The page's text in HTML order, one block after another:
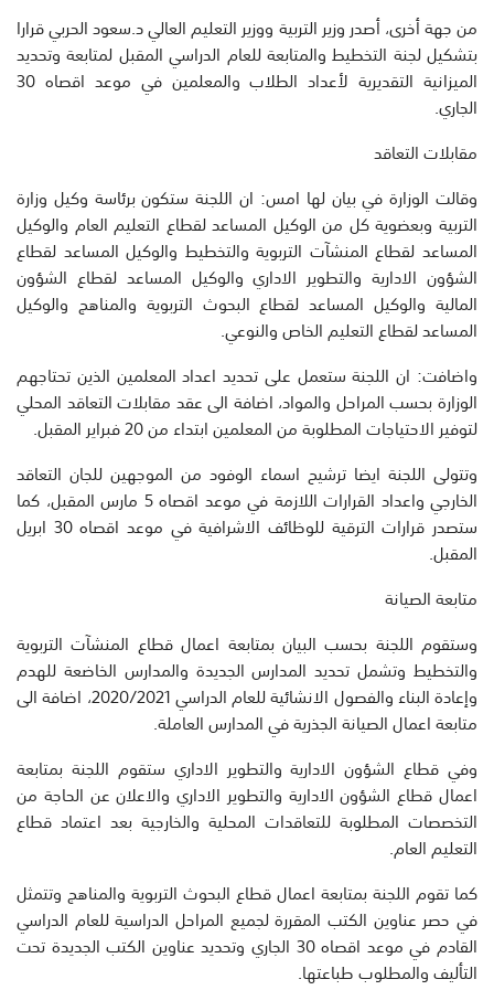
من جهة أخرى، أصدر وزير التربية ووزير التعليم العالي د.سعود الحربي قرارا
بتشكيل لجنة التخطيط والمتابعة للعام الدراسي المقبل لمتابعة وتحديد
الميزانية التقديرية لأعداد الطلاب والمعلمين في موعد اقصاه 30
الجاري.
مقابلات التعاقد
وقالت الوزارة في بيان لها امس: ان اللجنة ستكون برئاسة وكيل وزارة
التربية وبعضوية كل من الوكيل المساعد لقطاع التعليم العام والوكيل
المساعد لقطاع المنشآت التربوية والتخطيط والوكيل المساعد لقطاع
الشؤون الادارية والتطوير الاداري والوكيل المساعد لقطاع الشؤون
المالية والوكيل المساعد لقطاع البحوث التربوية والمناهج والوكيل
المساعد لقطاع التعليم الخاص والنوعي.
واضافت: ان اللجنة ستعمل على تحديد اعداد المعلمين الذين تحتاجهم
الوزارة بحسب المراحل والمواد، اضافة الى عقد مقابلات التعاقد المحلي
لتوفير الاحتياجات المطلوبة من المعلمين ابتداء من 20 فبراير المقبل.
وتتولى اللجنة ايضا ترشيح اسماء الوفود من الموجهين للجان التعاقد
الخارجي واعداد القرارات اللازمة في موعد اقصاه 5 مارس المقبل، كما
ستصدر قرارات الترقية للوظائف الاشرافية في موعد اقصاه 30 ابريل
المقبل.
متابعة الصيانة
وستقوم اللجنة بحسب البيان بمتابعة اعمال قطاع المنشآت التربوية
والتخطيط وتشمل تحديد المدارس الجديدة والمدارس الخاضعة للهدم
وإعادة البناء والفصول الانشائية للعام الدراسي 2020/2021، اضافة الى
متابعة اعمال الصيانة الجذرية في المدارس العاملة.
وفي قطاع الشؤون الادارية والتطوير الاداري ستقوم اللجنة بمتابعة
اعمال قطاع الشؤون الادارية والتطوير الاداري والاعلان عن الحاجة من
التخصصات المطلوبة للتعاقدات المحلية والخارجية بعد اعتماد قطاع
التعليم العام.
كما تقوم اللجنة بمتابعة اعمال قطاع البحوث التربوية والمناهج وتتمثل
في حصر عناوين الكتب المقررة لجميع المراحل الدراسية للعام الدراسي
القادم في موعد اقصاه 30 الجاري وتحديد عناوين الكتب الجديدة تحت
التأليف والمطلوب طباعتها.